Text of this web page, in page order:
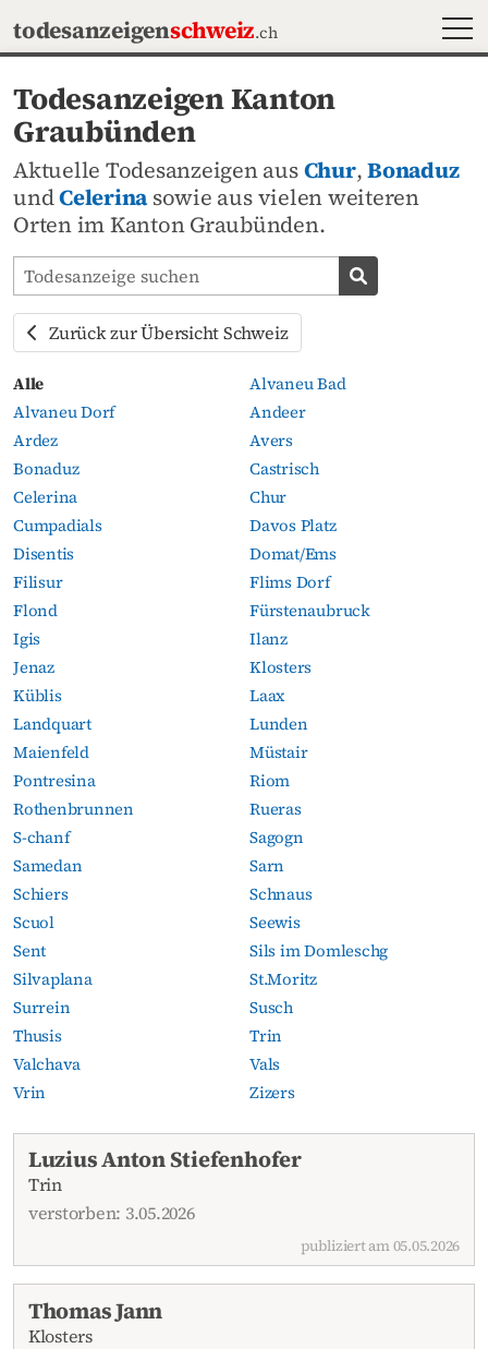
todesanzeigenschweiz.ch
Todesanzeigen Kanton
Graubünden
Aktuelle Todesanzeigen ausChur,Bonaduz
undCelerinasowie aus vielen weiteren
Orten im Kanton Graubünden.
Todesanzeigen-Portal durchsuchen
Todesanzeige
Zurück zur Übersicht Schweiz
Alle
Alvaneu Bad
Alvaneu Dorf
Andeer
Ardez
Avers
Bonaduz
Castrisch
Celerina
Chur
Cumpadials
Davos Platz
Disentis
Domat/Ems
Filisur
Flims Dorf
Flond
Fürstenaubruck
Igis
Ilanz
Jenaz
Klosters
Küblis
Laax
Landquart
Lunden
Maienfeld
Müstair
Pontresina
Riom
Rothenbrunnen
Rueras
S-chanf
Sagogn
Samedan
Sarn
Schiers
Schnaus
Scuol
Seewis
Sent
Sils im Domleschg
Silvaplana
St.Moritz
Surrein
Susch
Thusis
Trin
Valchava
Vals
Vrin
Zizers
Aktuelle Todesanzeigen
Luzius Anton Stiefenhofer
Trin
verstorben: 3.05.2026
publiziert am 05.05.2026
Thomas Jann
Klosters